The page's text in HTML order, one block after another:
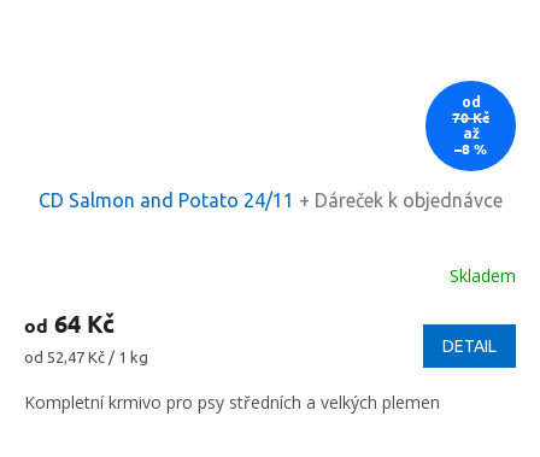
od
70 Kč
až
–8 %
CD Salmon and Potato 24/11 + Dáreček k objednávce
Skladem
od 64 Kč
Měrná
od 52,47 Kč / 1 kg
DETAIL
Kompletní krmivo pro psy středních a velkých plemen